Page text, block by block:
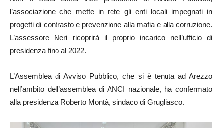
l’associazione che mette in rete gli enti locali impegnati in
progetti di contrasto e prevenzione alla mafia e alla corruzione.
L’assessore Neri ricoprirà il proprio incarico nell’ufficio di
presidenza fino al 2022.
L’Assemblea di Avviso Pubblico, che si è tenuta ad Arezzo
nell’ambito dell’assemblea di ANCI nazionale, ha confermato
alla presidenza Roberto Montà, sindaco di Grugliasco.